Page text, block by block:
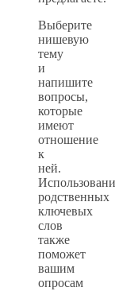
Выберите
нишевую
тему
и
напишите
вопросы,
которые
имеют
отношение
к
ней.
родственных
ключевых
слов
также
поможет
вашим
опросам